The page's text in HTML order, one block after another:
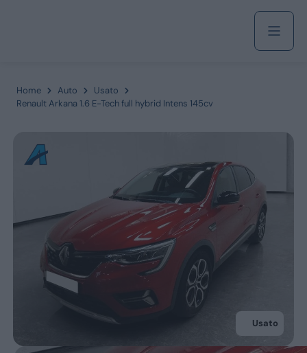
Servizi
Marchi
Jeep
Home Auto
Usato
Renault Arkana 1.6 E-Tech full hybrid Intens 145cv
Usato